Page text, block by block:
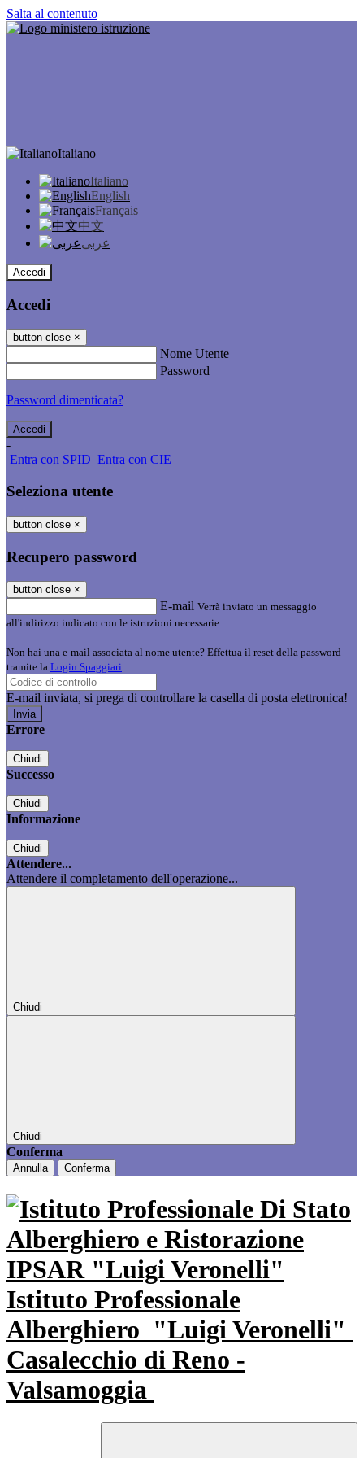
Salta al contenuto
Italiano
Italiano
English
Français
中文
عربى
Accedi
Accedi
button close ×
Nome Utente
Password
Password dimenticata?
-
Entra con SPID Entra con CIE
Seleziona utente
button close ×
Recupero password
button close ×
E-mail Verrà inviato un messaggio
all'indirizzo indicato con le istruzioni necessarie.
Non hai una e-mail associata al nome utente? Effettua il reset della password
tramite la Login Spaggiari
E-mail inviata, si prega di controllare la casella di posta elettronica!
Errore
Chiudi
Successo
Chiudi
Informazione
Chiudi
Attendere...
Attendere il completamento dell'operazione...
Chiudi
Chiudi
Conferma
Annulla Conferma
Istituto Professionale
Alberghiero "Luigi Veronelli"
Casalecchio di Reno -
Valsamoggia